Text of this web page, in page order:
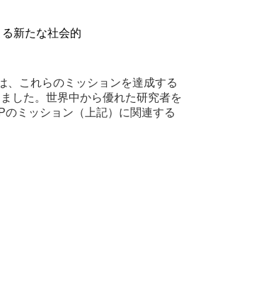
新たな社会的
、これらのミッションを達成する
した。世界中から優れた研究者を
ミッション（上記）に関連する